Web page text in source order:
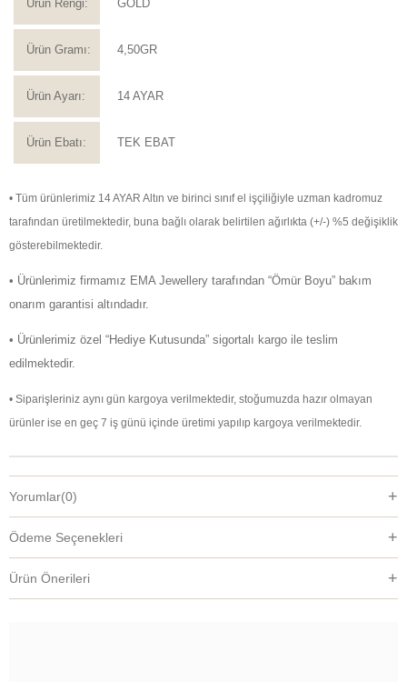
Ürün Rengi: GOLD
Ürün Gramı: 4,50GR
Ürün Ayarı: 14 AYAR
Ürün Ebatı: TEK EBAT
• Tüm ürünlerimiz 14 AYAR Altın ve birinci sınıf el işçiliğiyle uzman kadromuz
tarafından üretilmektedir, buna bağlı olarak belirtilen ağırlıkta (+/-) %5 değişiklik
gösterebilmektedir.
• Ürünlerimiz firmamız EMA Jewellery tarafından “Ömür Boyu” bakım
onarım garantisi altındadır.
• Ürünlerimiz özel “Hediye Kutusunda” sigortalı kargo ile teslim
edilmektedir.
• Siparişleriniz aynı gün kargoya verilmektedir, stoğumuzda hazır olmayan
ürünler ise en geç 7 iş günü içinde üretimi yapılıp kargoya verilmektedir.
Yorumlar(0)
Ödeme Seçenekleri
Ürün Önerileri